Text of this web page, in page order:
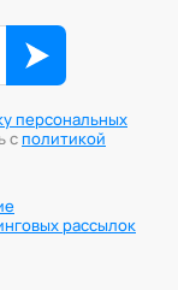
персональных
сполитикой
рассылок